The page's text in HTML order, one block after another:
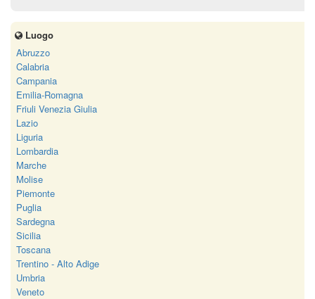
Luogo
Abruzzo
Calabria
Campania
Emilia-Romagna
Friuli Venezia Giulia
Lazio
Liguria
Lombardia
Marche
Molise
Piemonte
Puglia
Sardegna
Sicilia
Toscana
Trentino - Alto Adige
Umbria
Veneto